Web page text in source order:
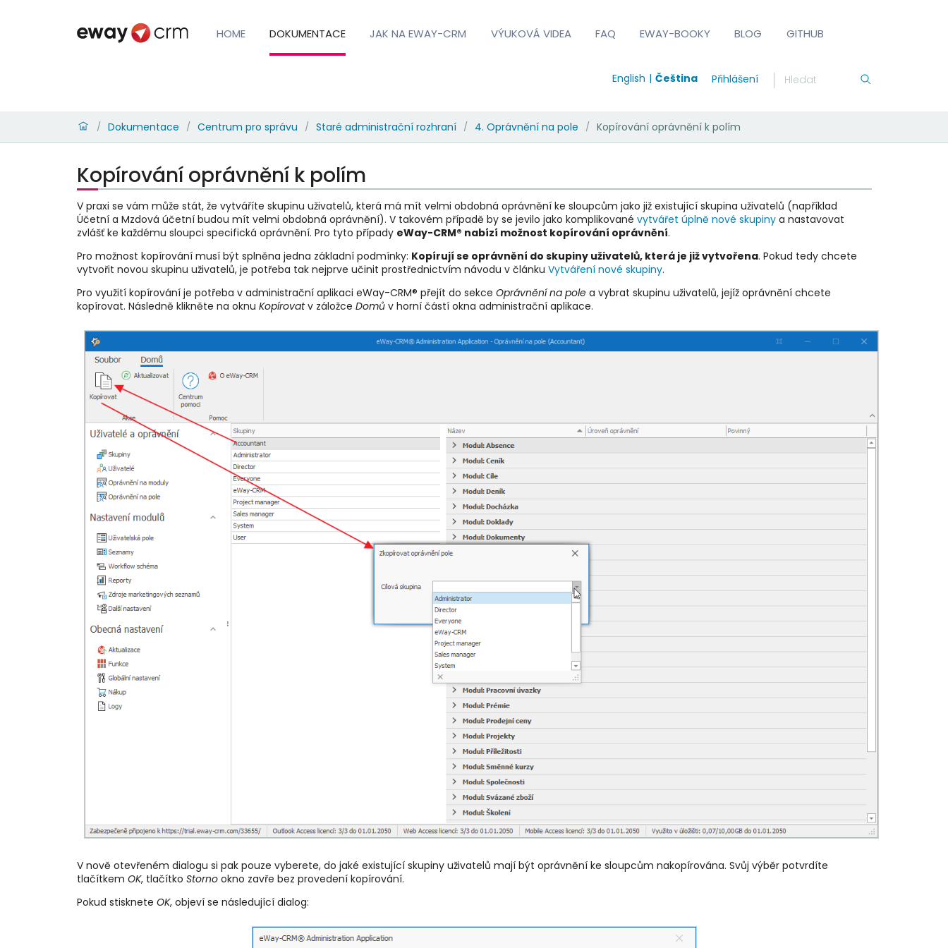
HOME DOKUMENTACE JAK NA EWAY-CRM VÝUKOVÁ VIDEA FAQ EWAY-BOOKY BLOG GITHUB
English Čeština Přihlášení
/ Dokumentace / Centrum pro správu / Staré administrační rozhraní / 4. Oprávnění na pole / Kopírování oprávnění k polím
Kopírování oprávnění k polím
V praxi se vám může stát, že vytváříte skupinu uživatelů, která má mít velmi obdobná oprávnění ke sloupcům jako již existující skupina uživatelů (například
Účetní a Mzdová účetní budou mít velmi obdobná oprávnění). V takovém případě by se jevilo jako komplikované vytvářet úplně nové skupinya nastavovat
zvlášť ke každému sloupci specifická oprávnění. Pro tyto případy eWay-CRM® nabízí možnost kopírování oprávnění.
Pro možnost kopírování musí být splněna jedna základní podmínky: Kopírují se oprávnění do skupiny uživatelů, která je již vytvořena. Pokud tedy chcete
vytvořit novou skupinu uživatelů, je potřeba tak nejprve učinit prostřednictvím návodu v článku Vytváření nové skupiny.
Pro využití kopírování je potřeba v administrační aplikaci eWay-CRM® přejít do sekce Oprávnění na polea vybrat skupinu uživatelů, jejíž oprávnění chcete
kopírovat. Následně klikněte na oknu Kopírovatv záložce Domův horní částí okna administrační aplikace.
V nově otevřeném dialogu si pak pouze vyberete, do jaké existující skupiny uživatelů mají být oprávnění ke sloupcům nakopírována. Svůj výběr potvrdíte
tlačítkem OK, tlačítko Stornookno zavře bez provedení kopírování.
Pokud stisknete OK, objeví se následující dialog: